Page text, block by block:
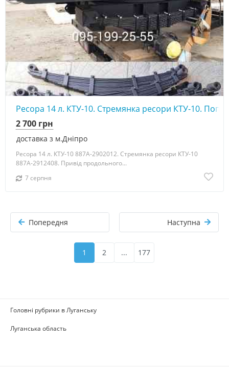
Ресора 14 л. КТУ-10. Стремянка ресори КТУ-10.
доставка з м.Дніпро
2 700 грн
Ресора 14 л. КТУ-10 887А-2902012. Стремянка ресори КТУ-10
887А-2912408. Привід продольного...
7 серпня
Попередня Наступна
1 2 ... 177
Головні рубрики в Луганську
Луганська область